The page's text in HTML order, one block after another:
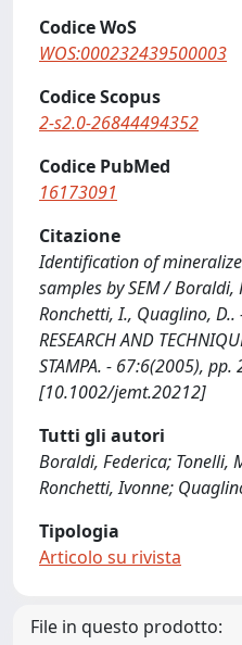
Codice WoS
WOS:000232439500003
Codice Scopus
2-s2.0-26844494352
Codice PubMed
16173091
Citazione
Identification of
samples by SEM / Boraldi,
Ronchetti, I., Quaglino, D..
RESEARCH AND
STAMPA. - 67:6(2005), pp.
[10.1002/jemt.20212]
Tutti gli autori
Boraldi, Federica; Tonelli,
Ronchetti, Ivonne;
Tipologia
Articolo su rivista
File in questo prodotto: